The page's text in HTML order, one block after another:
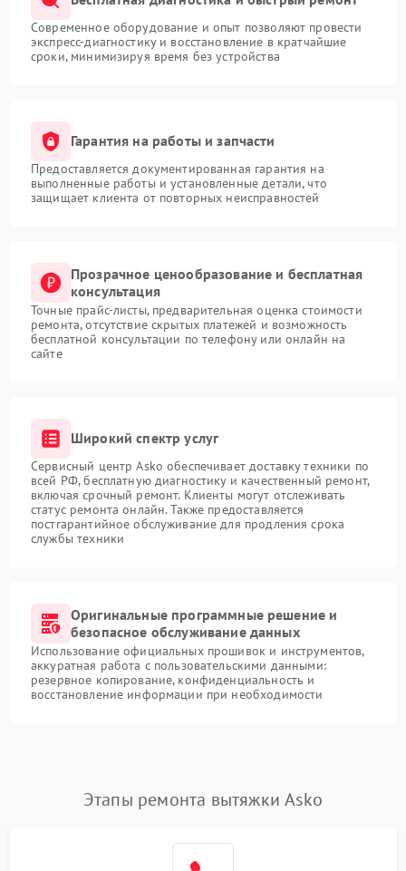
Современное оборудование и опыт позволяют провести
экспресс-диагностику и восстановление в кратчайшие
сроки, минимизируя время без устройства
Гарантия на работы и запчасти
Предоставляется документированная гарантия на
выполненные работы и установленные детали, что
защищает клиента от повторных неисправностей
Прозрачное ценообразование и бесплатная
консультация
Точные прайс-листы, предварительная оценка стоимости
ремонта, отсутствие скрытых платежей и возможность
бесплатной консультации по телефону или онлайн на
сайте
Широкий спектр услуг
Сервисный центр Asko обеспечивает доставку техники по
всей РФ, бесплатную диагностику и качественный ремонт,
включая срочный ремонт. Клиенты могут отслеживать
статус ремонта онлайн. Также предоставляется
постгарантийное обслуживание для продления срока
службы техники
Оригинальные программные решение и
безопасное обслуживание данных
Использование официальных прошивок и инструментов,
аккуратная работа с пользовательскими данными:
резервное копирование, конфиденциальность и
восстановление информации при необходимости
Этапы ремонта вытяжки Asko